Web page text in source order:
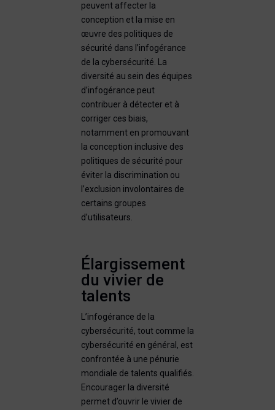
peuvent affecter la
conception et la mise en
œuvre des politiques de
sécurité dans l’infogérance
de la cybersécurité. La
diversité au sein des équipes
d’infogérance peut
contribuer à détecter et à
corriger ces biais,
notamment en promouvant
la conception inclusive des
politiques de sécurité pour
éviter la discrimination ou
l’exclusion involontaires de
certains groupes
d’utilisateurs.
Élargissement
du vivier de
talents
L’infogérance de la
cybersécurité, tout comme la
cybersécurité en général, est
confrontée à une pénurie
mondiale de talents qualifiés.
Encourager la diversité
permet d’ouvrir le vivier de